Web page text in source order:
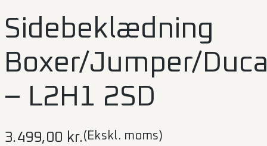
Sidebeklædning
Boxer/Jumper/
– L2H1 2SD
3.499,00 kr. (Ekskl. moms)